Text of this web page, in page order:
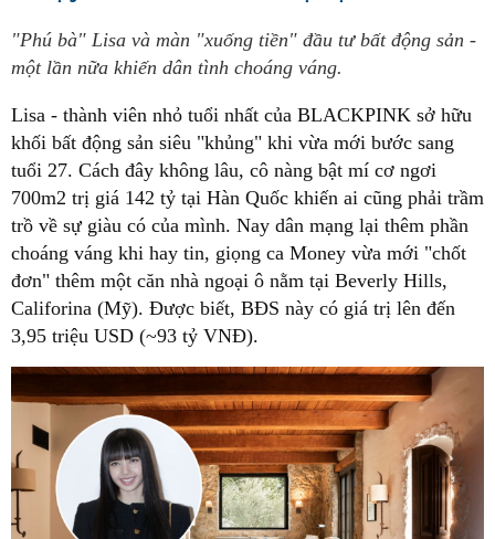
"Phú bà" Lisa và màn "xuống tiền" đầu tư bất động sản -
một lần nữa khiến dân tình choáng váng.
Lisa - thành viên nhỏ tuổi nhất của BLACKPINK sở hữu
khối bất động sản siêu "khủng" khi vừa mới bước sang
tuổi 27. Cách đây không lâu, cô nàng bật mí cơ ngơi
700m2 trị giá 142 tỷ tại Hàn Quốc khiến ai cũng phải trầm
trồ về sự giàu có của mình. Nay dân mạng lại thêm phần
choáng váng khi hay tin, giọng ca Money vừa mới "chốt
đơn" thêm một căn nhà ngoại ô nằm tại Beverly Hills,
Califorina (Mỹ). Được biết, BĐS này có giá trị lên đến
3,95 triệu USD (~93 tỷ VNĐ).